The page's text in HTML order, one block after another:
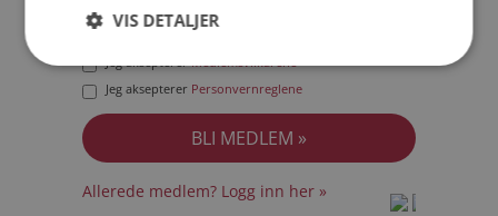
Jeg akseptererMedlemsvilkårene
Jeg aksepterer Personvernreglene
Allerede medlem? Logg inn her »
VIS DETALJER